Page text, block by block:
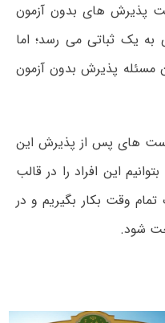
پذیرش های بدون آزمون
به یک ثباتی می رسد؛ اما
مسئله پذیرش بدون آزمون
های پس از پذیرش این
این افراد را در قالب
وقت بکار بگیریم و در
شود.